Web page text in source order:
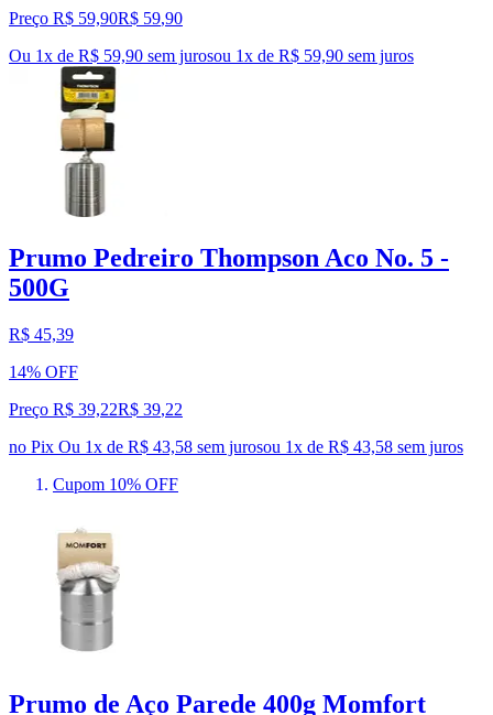
Preço R$ 59,90R$ 59,90
Ou 1x de R$ 59,90 sem jurosou 1x de R$ 59,90 sem juros
Prumo Pedreiro Thompson Aco No. 5 -
500G
R$ 45,39
14% OFF
Preço R$ 39,22R$ 39,22
no Pix Ou 1x de R$ 43,58 sem jurosou 1x de R$ 43,58 sem juros
Cupom 10% OFF
Prumo de Aço Parede 400g Momfort